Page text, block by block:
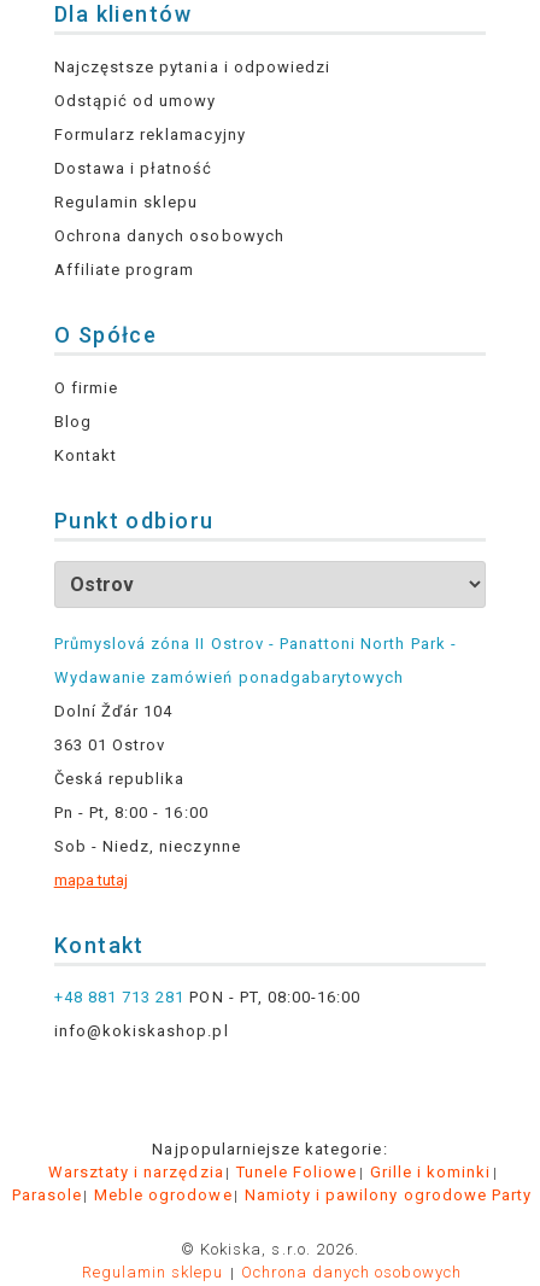
Dla klientów
Najczęstsze pytania i odpowiedzi
Odstąpić od umowy
Formularz reklamacyjny
Dostawa i płatność
Regulamin sklepu
Ochrona danych osobowych
Affiliate program
O Spółce
O firmie
Blog
Kontakt
Punkt odbioru
Průmyslová zóna II Ostrov - Panattoni North Park -
Wydawanie zamówień ponadgabarytowych
Dolní Žďár 104
363 01 Ostrov
Česká republika
Pn - Pt, 8:00 - 16:00
Sob - Niedz, nieczynne
mapa tutaj
Kontakt
+48 881 713 281 PON - PT, 08:00-16:00
info@kokiskashop.pl
Najpopularniejsze kategorie:
Warsztaty i narzędzia
Tunele Foliowe
Grille i kominki
Parasole
Meble ogrodowe Namioty i pawilony ogrodowe Party
© Kokiska, s.r.o. 2026.
Regulamin sklepu
Ochrona danych osobowych